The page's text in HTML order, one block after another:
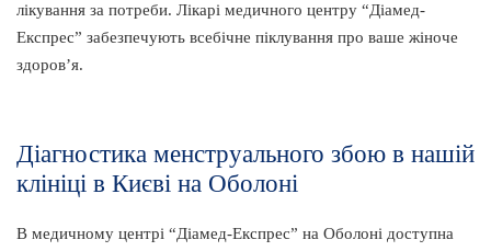
лікування за потреби. Лікарі медичного центру “Діамед-
Експрес” забезпечують всебічне піклування про ваше жіноче
здоров’я.
Діагностика менструального збою в нашій
клініці в Києві на Оболоні
В медичному центрі “Діамед-Експрес” на Оболоні доступна